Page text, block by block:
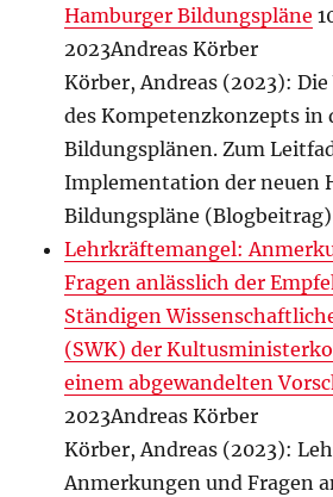
Hamburger Bildungspläne
2023Andreas Körber
Körber, Andreas (2023):
des Kompetenzkonzepts in
Bildungsplänen. Zum
Implementation der neuen
Bildungspläne (Blogbeitrag)
Lehrkräftemangel:
Fragen anlässlich der
Ständigen
(SWK) der
einem abgewandelten
2023Andreas Körber
Körber, Andreas (2023):
Anmerkungen und Fragen